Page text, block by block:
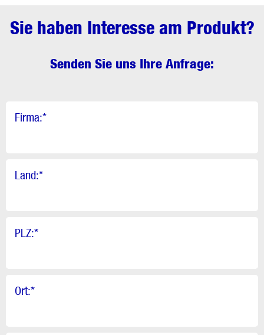
Sie haben Interesse am Produkt?
Senden Sie uns Ihre Anfrage:
Firma:*
Land:*
PLZ:*
Ort:*